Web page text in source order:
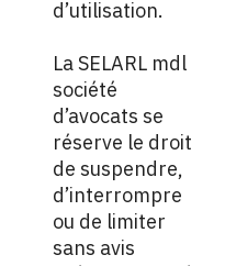
d’utilisation.
La SELARL mdl
société
d’avocats se
réserve le droit
de suspendre,
d’interrompre
ou de limiter
sans avis